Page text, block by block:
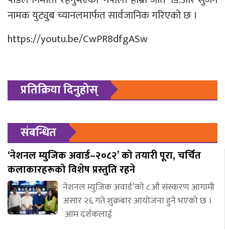
नामक युट्युब च्यानलमार्फत सार्वजानिक गरिएको छ ।
https://youtu.be/CwPR8dfgASw
प्रतिक्रिया दिनुहोस्
संबन्धित
‘नेशनल म्युजिक अवार्ड–२०८२’ को तयारी पूरा, चर्चित
कलाकारहरूको विशेष प्रस्तुति रहने
नेशनल म्युजिक अवार्ड’को ८औं संस्करण आगामी
असार २६ गते शुक्रबार आयोजना हुने भएको छ ।
आम दर्शकलाई